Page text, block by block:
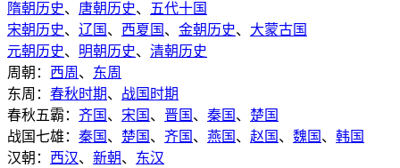
隋朝历史、 唐朝历史、
五代十国
宋朝历史、 辽国 、 西夏国 、 金朝历史、 大蒙古国
元朝历史、 明朝历史、 清朝历史
周朝： 西周 、 东周
东周： 春秋时期、 战国时期
春秋五霸： 齐国 、 宋国 、 晋国 、 秦国 、 楚国
战国七雄： 秦国 、 楚国 、 齐国 、 燕国 、 赵国 、 魏国 、 韩国
汉朝： 西汉、 新朝、 东汉